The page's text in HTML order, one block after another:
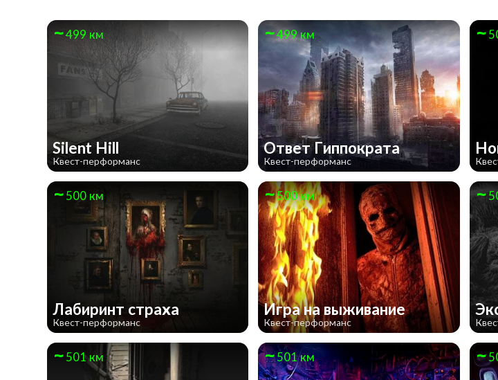
499 км
Silent Hill
Квест-перформанс
499 км
Ответ Гиппократа
Квест-перформанс
500 км
Лабиринт страха
Квест-перформанс
500 км
Игра на выживание
Квест-перформанс
501 км 501 км